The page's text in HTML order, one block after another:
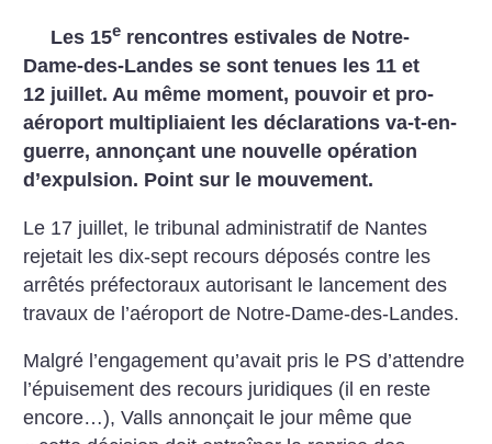
Les 15e rencontres estivales de Notre-
Dame-des-Landes se sont tenues les 11 et
12 juillet. Au même moment, pouvoir et pro-
aéroport multipliaient les déclarations va-t-en-
guerre, annonçant une nouvelle opération
d’expulsion. Point sur le mouvement.
Le 17 juillet, le tribunal administratif de Nantes
rejetait les dix-sept recours déposés contre les
arrêtés préfectoraux autorisant le lancement des
travaux de l’aéroport de Notre-Dame-des-Landes.
Malgré l’engagement qu’avait pris le PS d’attendre
l’épuisement des recours juridiques (il en reste
encore…), Valls annonçait le jour même que